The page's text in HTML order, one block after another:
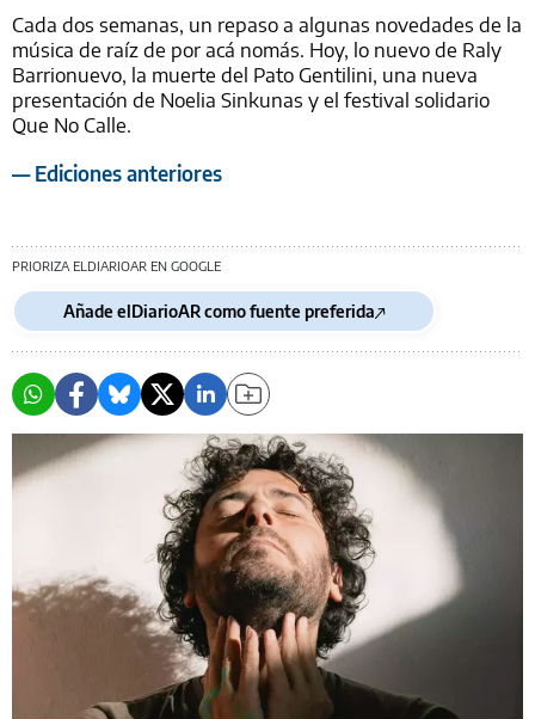
Cada dos semanas, un repaso a algunas novedades de la
música de raíz de por acá nomás. Hoy, lo nuevo de Raly
Barrionuevo, la muerte del Pato Gentilini, una nueva
presentación de Noelia Sinkunas y el festival solidario
Que No Calle.
— Ediciones anteriores
PRIORIZA ELDIARIOAR EN GOOGLE
Añade elDiarioAR como fuente preferida